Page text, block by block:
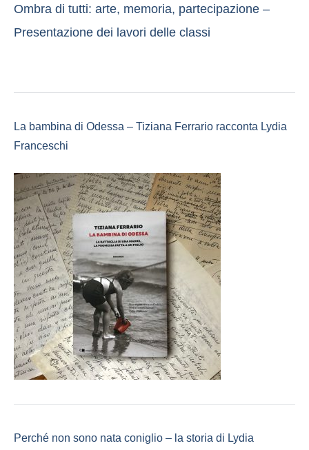
Ombra di tutti: arte, memoria, partecipazione –
Presentazione dei lavori delle classi
La bambina di Odessa – Tiziana Ferrario racconta Lydia
Franceschi
Perché non sono nata coniglio – la storia di Lydia